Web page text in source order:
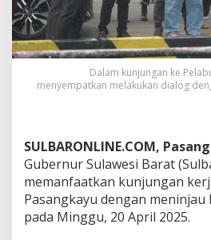
a
b
u
h
a
n
a
s
a
,
P
o
t
Dalam kunjungan ke
menyempatkan melakukan dialog
SULBARONLINE.COM,
Gubernur Sulawesi Barat
memanfaatkan kunjungan
Pasangkayu dengan meninjau
pada Minggu, 20 April 2025.